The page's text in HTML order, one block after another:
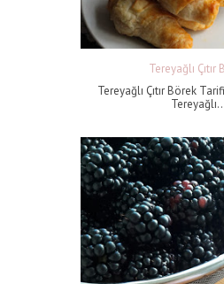
Tereyağlı Çıtır
Tereyağlı Çıtır Börek